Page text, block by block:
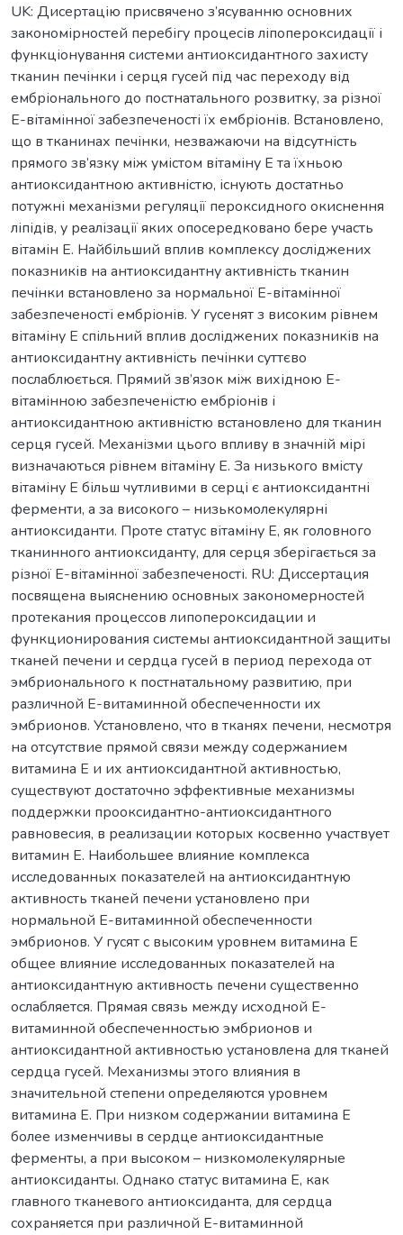
UK: Дисертацію присвячено з’ясуванню основних
закономірностей перебігу процесів ліпопероксидації і
функціонування системи антиоксидантного захисту
тканин печінки і серця гусей під час переходу від
ембріонального до постнатального розвитку, за різної
Е-вітамінної забезпеченості їх ембріонів. Встановлено,
що в тканинах печінки, незважаючи на відсутність
прямого зв’язку між умістом вітаміну Е та їхньою
антиоксидантною активністю, існують достатньо
потужні механізми регуляції пероксидного окиснення
ліпідів, у реалізації яких опосередковано бере участь
вітамін Е. Найбільший вплив комплексу досліджених
показників на антиоксидантну активність тканин
печінки встановлено за нормальної Е-вітамінної
забезпеченості ембріонів. У гусенят з високим рівнем
вітаміну Е спільний вплив досліджених показників на
антиоксидантну активність печінки суттєво
послаблюється. Прямий зв’язок між вихідною Е-
вітамінною забезпеченістю ембріонів і
антиоксидантною активністю встановлено для тканин
серця гусей. Механізми цього впливу в значній мірі
визначаються рівнем вітаміну Е. За низького вмісту
вітаміну Е більш чутливими в серці є антиоксидантні
ферменти, а за високого – низькомолекулярні
антиоксиданти. Проте статус вітаміну Е, як головного
тканинного антиоксиданту, для серця зберігається за
різної Е-вітамінної забезпеченості. RU: Диссертация
посвящена выяснению основных закономерностей
протекания процессов липопероксидации и
функционирования системы антиоксидантной защиты
тканей печени и сердца гусей в период перехода от
эмбрионального к постнатальному развитию, при
различной Е-витаминной обеспеченности их
эмбрионов. Установлено, что в тканях печени, несмотря
на отсутствие прямой связи между содержанием
витамина Е и их антиоксидантной активностью,
существуют достаточно эффективные механизмы
поддержки прооксидантно-антиоксидантного
равновесия, в реализации которых косвенно участвует
витамин Е. Наибольшее влияние комплекса
исследованных показателей на антиоксидантную
активность тканей печени установлено при
нормальной Е-витаминной обеспеченности
эмбрионов. У гусят с высоким уровнем витамина Е
общее влияние исследованных показателей на
антиоксидантную активность печени существенно
ослабляется. Прямая связь между исходной Е-
витаминной обеспеченностью эмбрионов и
антиоксидантной активностью установлена для тканей
сердца гусей. Механизмы этого влияния в
значительной степени определяются уровнем
витамина Е. При низком содержании витамина Е
более изменчивы в сердце антиоксидантные
ферменты, а при высоком – низкомолекулярные
антиоксиданты. Однако статус витамина Е, как
главного тканевого антиоксиданта, для сердца
сохраняется при различной Е-витаминной